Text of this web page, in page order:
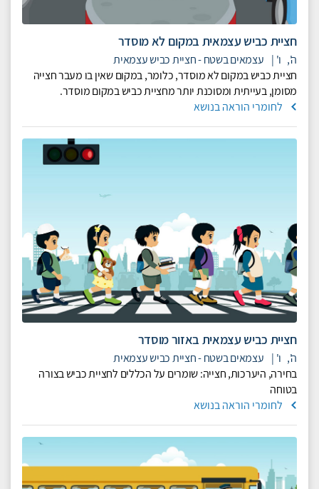
חציית כביש עצמאית במקום לא מוסדר
ה', ו' | עצמאים בשטח - חציית כביש עצמאית
חציית כביש במקום לא מוסדר, כלומר, במקום שאין בו מעבר חצייה
מסומן, בעייתית ומסוכנת יותר מחציית כביש במקום מוסדר.
לחומרי הוראה בנושא
חציית כביש עצמאית באזור מוסדר
ה', ו' | עצמאים בשטח - חציית כביש עצמאית
בחירה, היערכות, חצייה: שומרים על הכללים לחציית כביש בצורה
בטוחה
לחומרי הוראה בנושא